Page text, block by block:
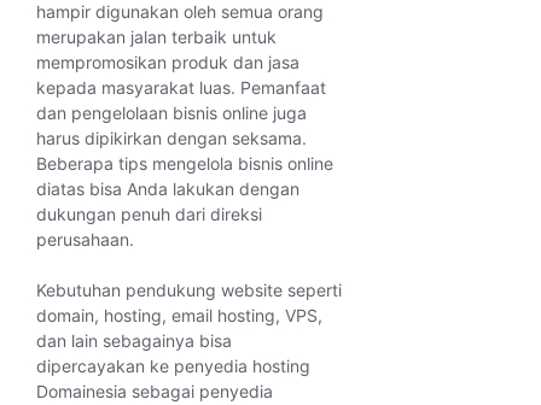
hampir digunakan oleh semua orang
merupakan jalan terbaik untuk
mempromosikan produk dan jasa
kepada masyarakat luas. Pemanfaat
dan pengelolaan bisnis online juga
harus dipikirkan dengan seksama.
Beberapa tips mengelola bisnis online
diatas bisa Anda lakukan dengan
dukungan penuh dari direksi
perusahaan.
Kebutuhan pendukung website seperti
domain, hosting, email hosting, VPS,
dan lain sebagainya bisa
dipercayakan ke penyedia hosting
Domainesia sebagai penyedia